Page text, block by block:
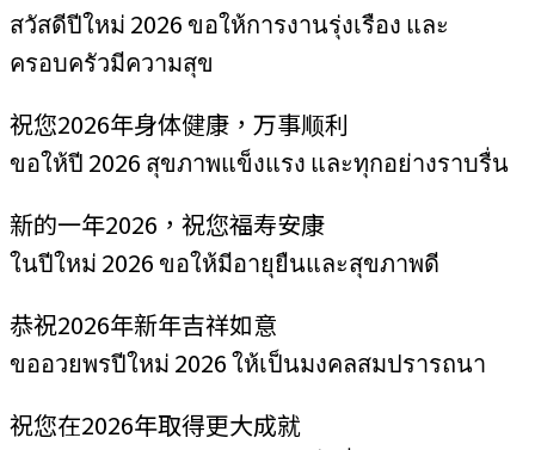
สวัสดีปีใหม่ 2026 ขอให้การงานรุ่งเรือง และ
ครอบครัวมีความสุข
祝您2026年身体健康，万事顺利
ขอให้ปี 2026 สุขภาพแข็งแรง และทุกอย่างราบรื่น
新的一年2026，祝您福寿安康
ในปีใหม่ 2026 ขอให้มีอายุยืนและสุขภาพดี
恭祝2026年新年吉祥如意
ขออวยพรปีใหม่ 2026 ให้เป็นมงคลสมปรารถนา
祝您在2026年取得更大成就